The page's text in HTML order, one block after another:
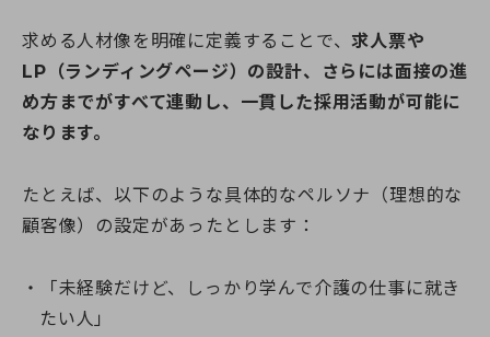
求める人材像を明確に定義することで、 求人票や
LP（ランディングページ）の設計、さらには面接の進
め方までがすべて連動し、一貫した採用活動が可能に
なります。
たとえば、以下のような具体的なペルソナ（理想的な
顧客像）の設定があったとします：
「未経験だけど、しっかり学んで介護の仕事に就き
たい人」